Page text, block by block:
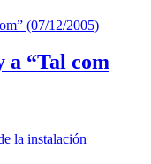
a “Tal com